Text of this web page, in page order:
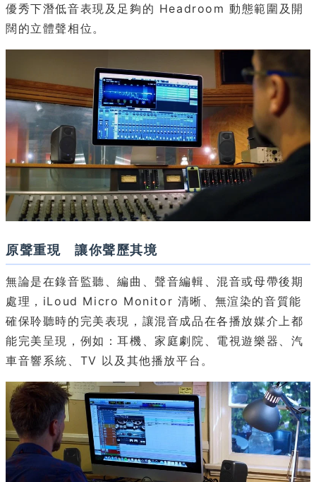
優秀下潛低音表現及足夠的 Headroom 動態範圍及開
闊的立體聲相位。
原聲重現 讓你聲歷其境
無論是在錄音監聽、編曲、聲音編輯、混音或母帶後期
處理，iLoud Micro Monitor 清晰、無渲染的音質能
確保聆聽時的完美表現，讓混音成品在各播放媒介上都
能完美呈現，例如：耳機、家庭劇院、電視遊樂器、汽
車音響系統、TV 以及其他播放平台。